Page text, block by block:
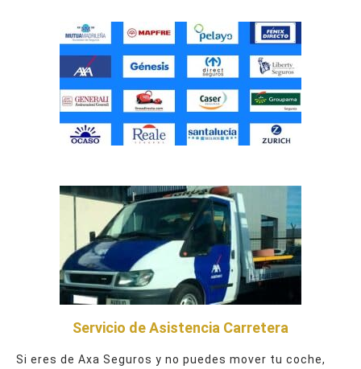
Servicio de Asistencia Carretera
Si eres de Axa Seguros y no puedes mover tu coche,